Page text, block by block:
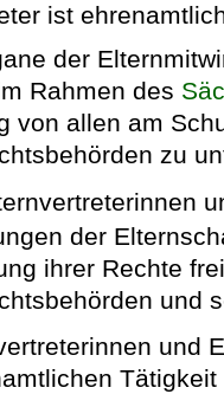
ist
der
Rahmen des
von allen am
zu
der
ihrer Rechte
und
und